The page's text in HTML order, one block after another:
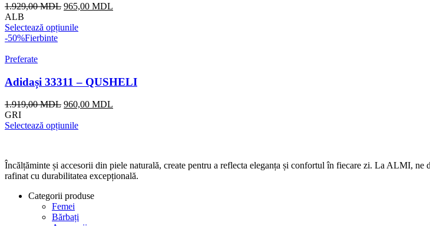
1.929,00MDL Prețul
a
965,00 MDL
ALB
Selectează opțiunile
-50%Fierbinte
Preferate
Adidași 33311 – QUSHELI
1.919,00MDL Prețul
a
960,00 MDL
GRI
Selectează opțiunile
Încălțăminte și accesorii din piele naturală, create pentru a reflecta eleganța și confortul în fiecare zi. La ALMI, ne
rafinat cu durabilitatea excepțională.
Categorii produse
Femei
Bărbați